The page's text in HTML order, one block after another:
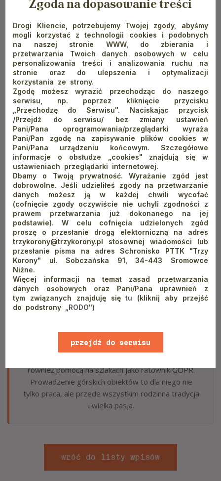
można spotkać dzięcioły, nietoperze gacki, wiewiórki i wróble.
Ścieżka do zwiedzania została zaprojektowana w oparciu
o walory przyrodnicze i historyczne. Park Dolny w Szczawnicy
jest bardzo ważnym miejscem dla mieszkańców i okolic oraz
jedną z najbardziej znanych atrakcji, która przyciąga turystów
do tego miasta. Zaletą parku jest jego położenie – blisko
centrum. Można w nim odpocząć po wycieczkach na Trzy
Korony czy na Sokolicę.
Park Dolny, jak i uroczą Szczawnicę można zwiedzać przez
cały rok. Zdaniem turystów jest to miejsce malownicze, ze
wspaniałym placem zabaw, w którym w przyjemny sposób
można spędzić kilka godzin.
AUTOR: MACIEJ OGRODOWICZ
Gospodarz schronisk PTTK „Trzy Korony” w
górami związany od dziecka (wychowywał się na Hali
Krupowej, gdzie jego rodzice od ponad 30 lat
również pomocą na szlakach jako ratownik GOPR.
Prowadzenie górskich obiektów to dla niego nie
tylko praca, ale przede wszystkim rodzinna tradycja
i wielka pasja.
wróć do listy wpisów
Zgoda na dopasowanie treści
Drogi Kliencie, potrzebujemy Twojej zgody, abyśmy
mogli korzystać z technologii cookies i podobnych
na naszej stronie WWW, do zbierania i
przetwarzania Twoich danych osobowych w celu
personalizowania treści i analizowania ruchu na
stronie oraz do ulepszenia i optymalizacji
korzystania ze strony.
Zgodę możesz wyrazić przechodząc do naszego
serwisu, np. poprzez kliknięcie przycisku
„Przechodzę do Serwisu". Naciskając przycisk
/Przejdź do serwisu/ bez zmiany ustawień
Pani/Pana oprogramowania/przeglądarki wyraża
Pani/Pan zgodę na zapisywanie plików cookies w
Pani/Pana urządzeniu końcowym. Szczegółowe
informacje o obsłudze „cookies" znajdują się w
ustawieniach przeglądarki internetowej.
Dbamy o Twoją prywatność. Wyrażanie zgód jest
dobrowolne. Jeśli udzieliłeś zgody na przetwarzanie
danych możesz ją w każdej chwili wycofać
(cofnięcie zgody oczywiście nie uchyli zgodności z
prawem przetwarzania już dokonanego na jej
podstawie). W celu cofnięcia udzielonych zgód
proszę o przesłanie drogą elektorniczną na adres
trzykorony@trzykorony.pl stosownej wiadomości lub
przesłanie pisma na adres Schronisko PTTK "Trzy
Korony" ul. Sobczańska 91, 34-443 Sromowce
Niżne.
Więcej informacji na temat zasad przetwarzania
danych osobowych oraz Pani/Pana uprawnień z
tym związanych znajduję siętu (kliknij aby przejść
do podstrony „ RODO")
przejdź do serwisu